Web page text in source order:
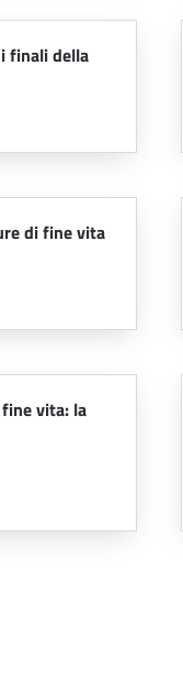
finali della
di fine vita
vita: la